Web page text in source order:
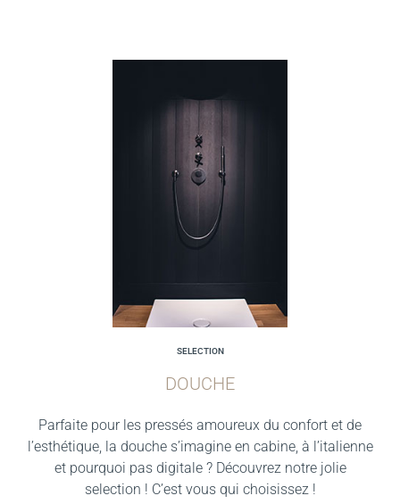
SELECTION
DOUCHE
Parfaite pour les pressés amoureux du confort et de
l’esthétique, la douche s’imagine en cabine, à l’italienne
et pourquoi pas digitale ? Découvrez notre jolie
selection ! C’est vous qui choisissez !